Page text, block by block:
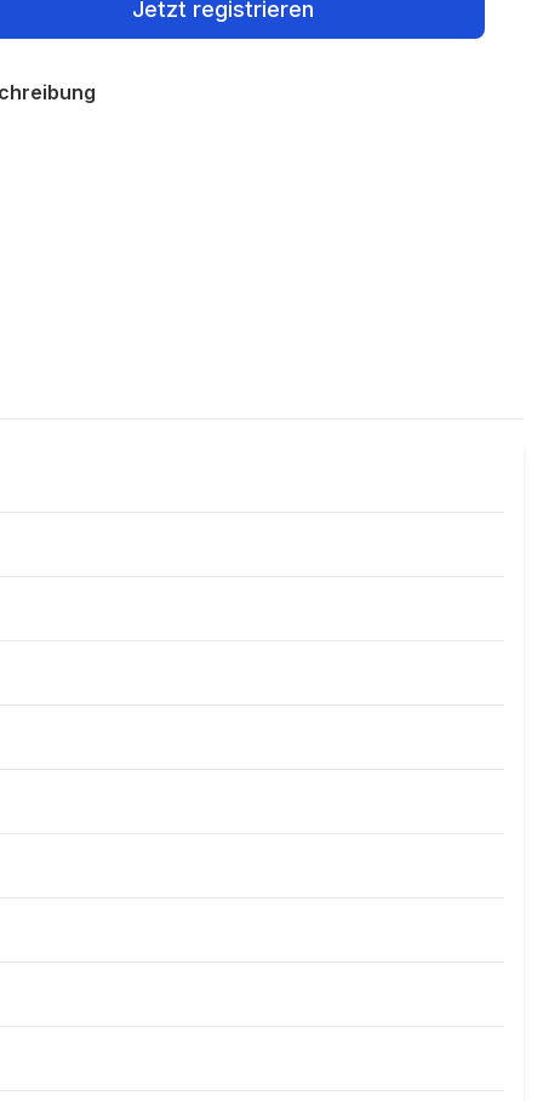
Jetzt registrieren